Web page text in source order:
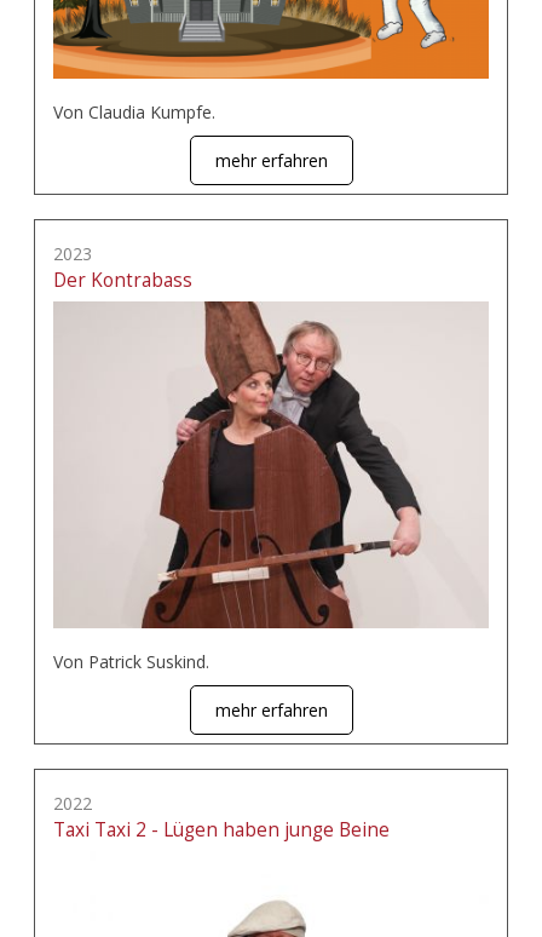
Von Claudia Kumpfe.
mehr erfahren
2023
Der Kontrabass
Von Patrick Suskind.
mehr erfahren
2022
Taxi Taxi 2 - Lügen haben junge Beine